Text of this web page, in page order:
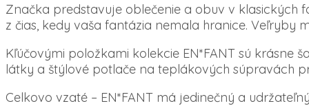
Značka predstavuje oblečenie a obuv v klasických
z čias, kedy vaša fantázia nemala hranice. Veľryby
Kľúčovými položkami kolekcie EN*FANT sú
látky a štýlové potlače na teplákových súpravách
Celkovo vzaté – EN*FANT má jedinečný a